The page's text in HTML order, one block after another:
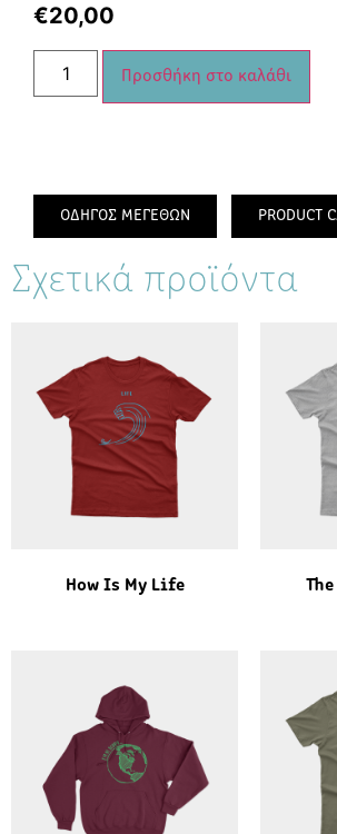
€20,00
Προσθήκη στο καλάθι
ΟΔΗΓΟΣ ΜΕΓΕΘΩΝ PRODUCT
Σχετικά προϊόντα
How Is My Life